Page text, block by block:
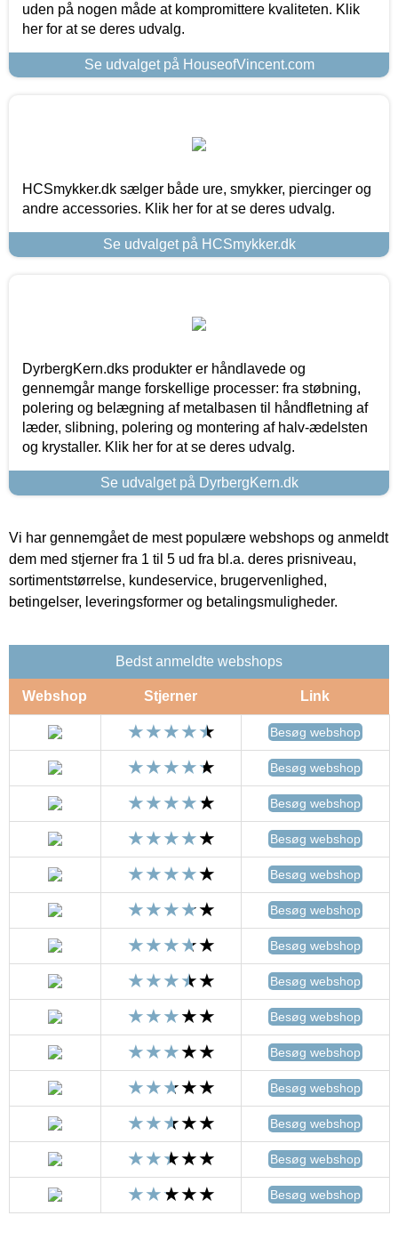
uden på nogen måde at kompromittere kvaliteten. Klik
her for at se deres udvalg.
Se udvalget på HouseofVincent.com
HCSmykker.dk sælger både ure, smykker, piercinger og
andre accessories. Klik her for at se deres udvalg.
Se udvalget på HCSmykker.dk
DyrbergKern.dks produkter er håndlavede og
gennemgår mange forskellige processer: fra støbning,
polering og belægning af metalbasen til håndfletning af
læder, slibning, polering og montering af halv-ædelsten
og krystaller. Klik her for at se deres udvalg.
Se udvalget på DyrbergKern.dk
Vi har gennemgået de mest populære webshops og anmeldt
dem med stjerner fra 1 til 5 ud fra bl.a. deres prisniveau,
sortimentstørrelse, kundeservice, brugervenlighed,
betingelser, leveringsformer og betalingsmuligheder.
Bedst anmeldte webshops
Webshop Stjerner Link
Besøg webshop
Besøg webshop
Besøg webshop
Besøg webshop
Besøg webshop
Besøg webshop
Besøg webshop
Besøg webshop
Besøg webshop
Besøg webshop
Besøg webshop
Besøg webshop
Besøg webshop
Besøg webshop